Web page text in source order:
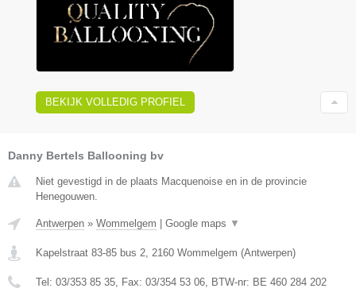
BEKIJK VOLLEDIG PROFIEL
Danny Bertels Ballooning bv
Niet gevestigd in de plaats Macquenoise en in de provincie
Henegouwen.
Antwerpen » Wommelgem Google maps ▼
Kapelstraat 83-85 bus 2 2160 Wommelgem (Antwerpen)
Tel: 03/353 85 35 , Fax: 03/354 53 06 , BTW-nr: BE 460 284 202